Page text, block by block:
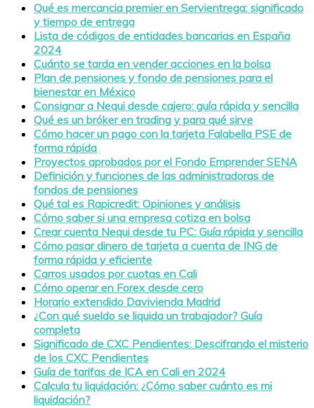
Qué es mercancia premier en Servientrega: significado
y tiempo de entrega
Lista de códigos de entidades bancarias en España
2024
Cuánto se tarda en vender acciones en la bolsa
Plan de pensiones y fondo de pensiones para el
bienestar en México
Consignar a Nequi desde cajero: guía rápida y sencilla
Qué es un bróker en trading y para qué sirve
Cómo hacer un pago con la tarjeta Falabella PSE de
forma rápida
Proyectos aprobados por el Fondo Emprender SENA
Definición y funciones de las administradoras de
fondos de pensiones
Qué tal es Rapicredit: Opiniones y análisis
Cómo saber si una empresa cotiza en bolsa
Crear cuenta Nequi desde tu PC: Guía rápida y sencilla
Cómo pasar dinero de tarjeta a cuenta de ING de
forma rápida y eficiente
Carros usados por cuotas en Cali
Cómo operar en Forex desde cero
Horario extendido Davivienda Madrid
¿Con qué sueldo se liquida un trabajador? Guía
completa
Significado de CXC Pendientes: Descifrando el misterio
de los CXC Pendientes
Guía de tarifas de ICA en Cali en 2024
Calcula tu liquidación: ¿Cómo saber cuánto es mi
liquidación?